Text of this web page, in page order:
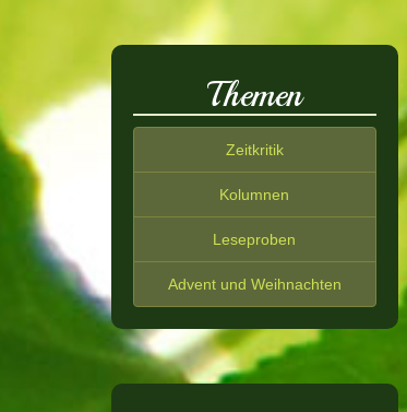
Themen
Zeitkritik
Kolumnen
Leseproben
Advent und Weihnachten